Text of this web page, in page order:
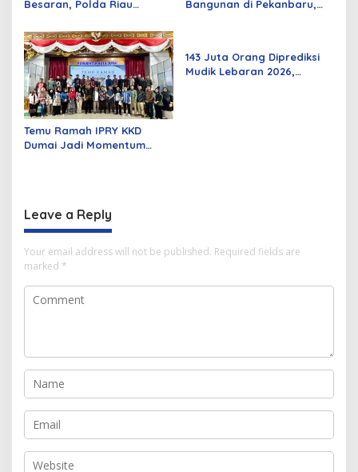
Besaran, Polda Riau
Curat, Curas, dan
Curanmor
Bangunan di Pekanbaru,
Temu Ramah IPRY KKD
Dumai Jadi Momentum
143 Juta Orang Diprediksi
Mudik Lebaran 2026,
Leave a Reply
Your email address will not be published. Required fields are
marked *